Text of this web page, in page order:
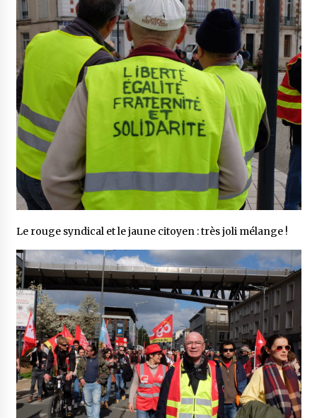
Le rouge syndical et le jaune citoyen : très joli mélange !